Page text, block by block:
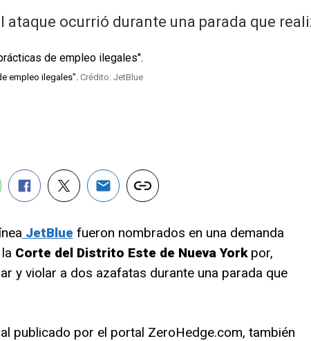
ataque ocurrió durante una parada que
empleo ilegales". Crédito: JetBlue
JetBluefueron nombrados en una demanda
Corte del Distrito Este de Nueva Yorkpor,
y violar a dos azafatas durante una parada que
publicado por el portal ZeroHedge.com, también